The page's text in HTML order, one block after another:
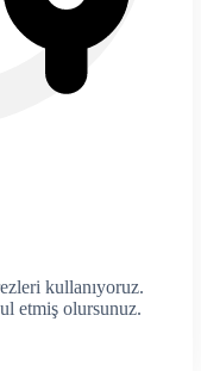
kullanıyoruz.
etmiş olursunuz.